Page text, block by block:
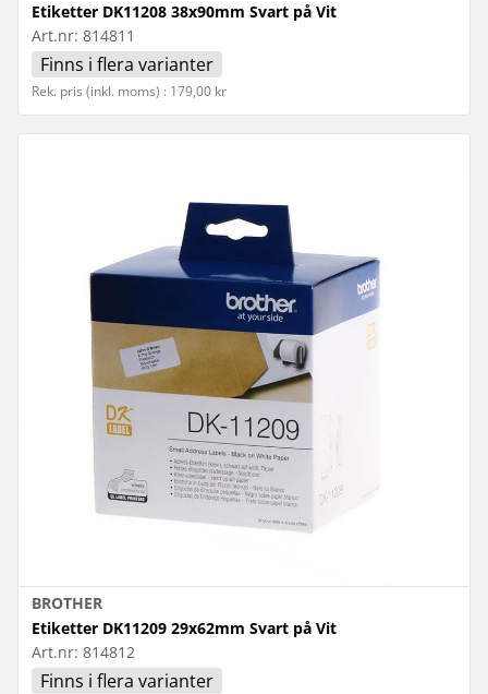
Etiketter DK11208 38x90mm Svart på Vit
Art.nr: 814811
Finns i flera varianter
Rek. pris (inkl. moms) : 179,00 kr
BROTHER
Etiketter DK11209 29x62mm Svart på Vit
Art.nr: 814812
Finns i flera varianter